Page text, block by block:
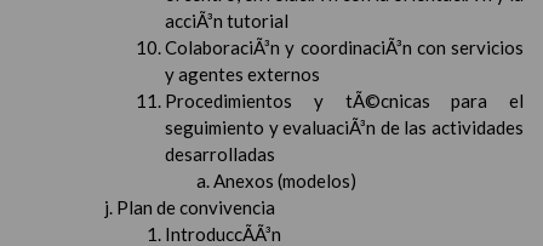
acciÃ³n tutorial
ColaboraciÃ³n y coordinaciÃ³n con servicios
y agentes externos
Procedimientos y tÃ©cnicas para el
seguimiento y evaluaciÃ³n de las actividades
desarrolladas
Anexos (modelos)
Plan de convivencia
IntroduccÃ­Ã³n